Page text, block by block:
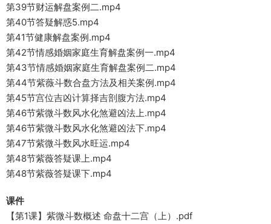
第39节财运解盘案例二.mp4
第40节答疑解惑5.mp4
第41节健康解盘案例.mp4
第42节情感婚姻家庭生育解盘案例一.mp4
第43节情感婚姻家庭生育解盘案例二.mp4
第44节紫薇斗数合盘方法及相关案例.mp4
第45节宫位吉凶计算择吉剖腹方法.mp4
第46节紫微斗数风水化煞避凶法上.mp4
第46节紫微斗数风水化煞避凶法下.mp4
第47节紫微斗数风水旺运.mp4
第48节紫薇答疑课上.mp4
第48节紫薇答疑课下.mp4
课件
【第1课】紫微斗数概述 命盘十二宫（上）.pdf